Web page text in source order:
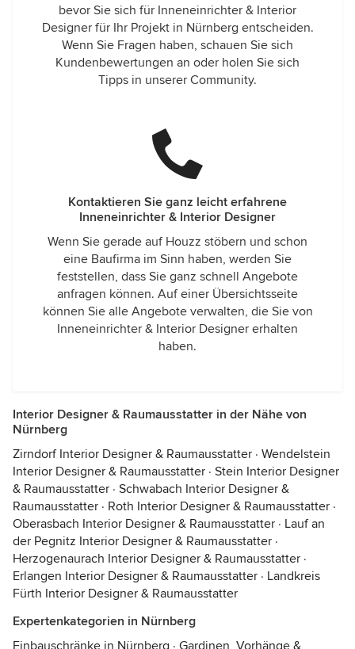
bevor Sie sich für Inneneinrichter & Interior
Designer für Ihr Projekt in Nürnberg entscheiden.
Wenn Sie Fragen haben, schauen Sie sich
Kundenbewertungen an oder holen Sie sich
Tipps in unserer Community.
Kontaktieren Sie ganz leicht erfahrene
Inneneinrichter & Interior Designer
Wenn Sie gerade auf Houzz stöbern und schon
eine Baufirma im Sinn haben, werden Sie
feststellen, dass Sie ganz schnell Angebote
anfragen können. Auf einer Übersichtsseite
können Sie alle Angebote verwalten, die Sie von
Inneneinrichter & Interior Designer erhalten
haben.
Interior Designer & Raumausstatter in der Nähe von
Nürnberg
Zirndorf Interior Designer & Raumausstatter · Wendelstein
Interior Designer & Raumausstatter · Stein Interior Designer
& Raumausstatter · Schwabach Interior Designer &
Raumausstatter · Roth Interior Designer & Raumausstatter ·
Oberasbach Interior Designer & Raumausstatter · Lauf an
der Pegnitz Interior Designer & Raumausstatter ·
Herzogenaurach Interior Designer & Raumausstatter ·
Erlangen Interior Designer & Raumausstatter · Landkreis
Fürth Interior Designer & Raumausstatter
Expertenkategorien in Nürnberg
Einbauschränke in Nürnberg · Gardinen, Vorhänge &